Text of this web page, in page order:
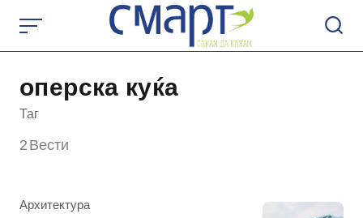
content
оперска куќа
Таг
2 Вести
КАтегорија
Архитектура